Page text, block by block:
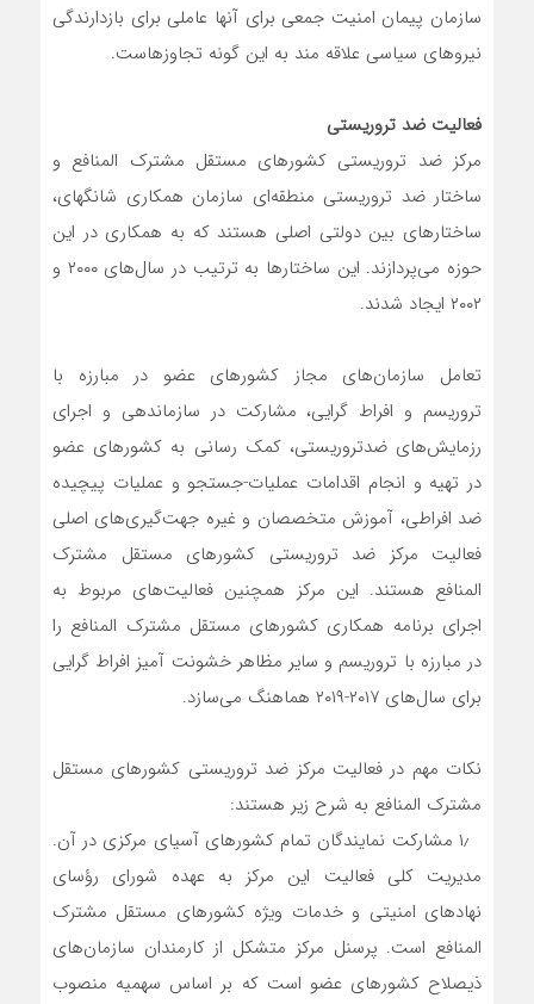
سازمان پیمان امنیت جمعی برای آنها عاملی برای بازدارندگی
نیروهای سیاسی علاقه مند به این گونه تجاوزهاست.
فعالیت ضد تروریستی
مرکز ضد تروریستی کشورهای مستقل مشترک المنافع و
ساختار ضد تروریستی منطقه‌ای سازمان همکاری شانگهای،
ساختارهای بین دولتی اصلی هستند که به همکاری در این
حوزه می‌پردازند. این ساختارها به ترتیب در سال‌های ۲۰۰۰ و
۲۰۰۲ ایجاد شدند.
تعامل سازمان‌های مجاز کشورهای عضو در مبارزه با
تروریسم و ​​افراط گرایی، مشارکت در سازماندهی و اجرای
رزمایش‌های ضدتروریستی، کمک رسانی به کشورهای عضو
در تهیه و انجام اقدامات عملیات-جستجو و عملیات پیچیده
ضد افراطی، آموزش متخصصان و غیره جهت‌گیری‌های اصلی
فعالیت مرکز ضد تروریستی کشورهای مستقل مشترک
المنافع هستند. این مرکز همچنین فعالیت‌های مربوط به
اجرای برنامه همکاری کشورهای مستقل مشترک المنافع را
در مبارزه با تروریسم و ​​سایر مظاهر خشونت آمیز افراط گرایی
برای سال‌های ۲۰۱۷-۲۰۱۹ هماهنگ می‌سازد.
نکات مهم در فعالیت مرکز ضد تروریستی کشورهای مستقل
مشترک المنافع به شرح زیر هستند:
۱٫ مشارکت نمایندگان تمام کشورهای آسیای مرکزی در آن.
مدیریت کلی فعالیت این مرکز به عهده شورای رؤسای
نهادهای امنیتی و خدمات ویژه کشورهای مستقل مشترک
المنافع است. پرسنل مرکز متشکل از کارمندان سازمان‌های
ذیصلاح کشورهای عضو است که بر اساس سهمیه منصوب